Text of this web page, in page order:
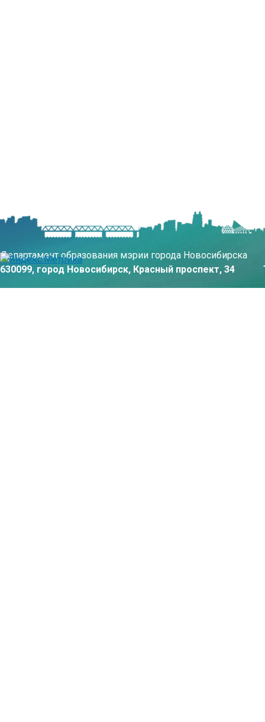
Департамент образования мэрии города Новосибирска
630099, город Новосибирск, Красный проспект, 34